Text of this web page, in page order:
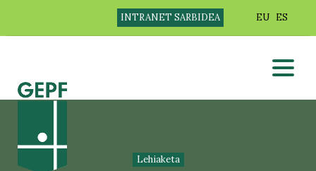
INTRANET SARBIDEA EU ES
Lehiaketa